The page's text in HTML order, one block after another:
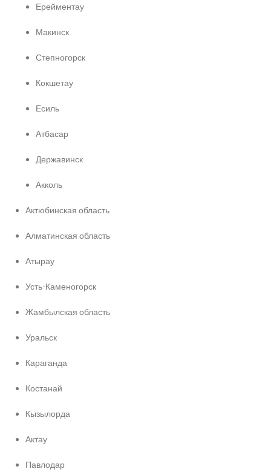
Ерейментау
Макинск
Степногорск
Кокшетау
Есиль
Атбасар
Державинск
Акколь
Актюбинская область
Алматинская область
Атырау
Усть-Каменогорск
Жамбылская область
Уральск
Караганда
Костанай
Кызылорда
Актау
Павлодар